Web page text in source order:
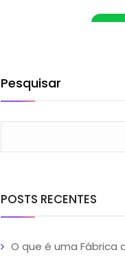
E-
Pesquisar
POSTS RECENTES
O que é uma Fábrica